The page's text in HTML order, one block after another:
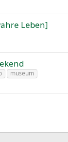
Leben]
museum